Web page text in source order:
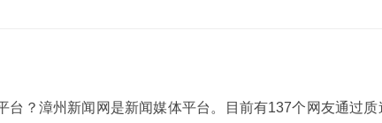
台？漳州新闻网是新闻媒体平台。目前有137个网友通过